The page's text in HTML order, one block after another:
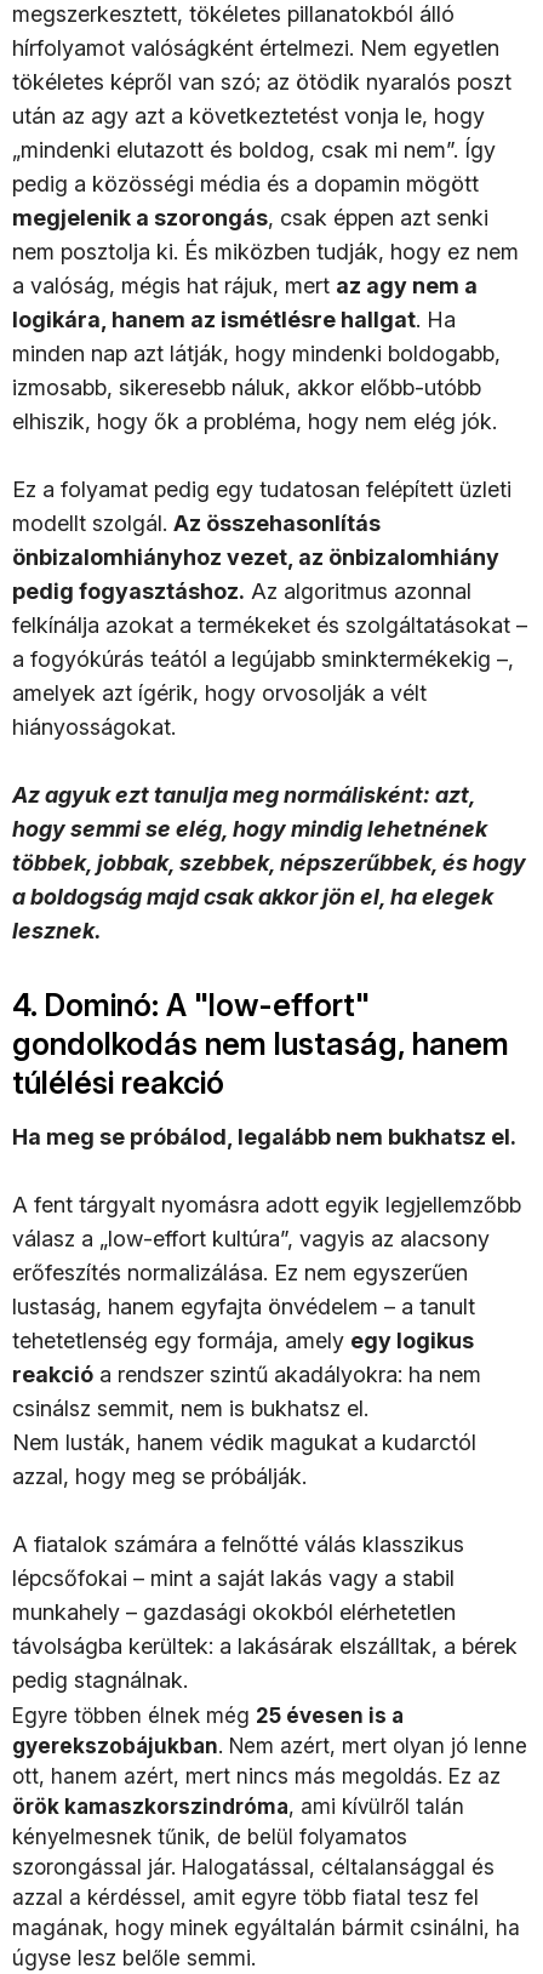
megszerkesztett, tökéletes pillanatokból álló
hírfolyamot valóságként értelmezi. Nem egyetlen
tökéletes képről van szó; az ötödik nyaralós poszt
után az agy azt a következtetést vonja le, hogy
„mindenki elutazott és boldog, csak mi nem”. Így
pedig a közösségi média és a dopamin mögött
megjelenik a szorongás, csak éppen azt senki
nem posztolja ki. És miközben tudják, hogy ez nem
a valóság, mégis hat rájuk, mert az agy nem a
logikára, hanem az ismétlésre hallgat. Ha
minden nap azt látják, hogy mindenki boldogabb,
izmosabb, sikeresebb náluk, akkor előbb-utóbb
elhiszik, hogy ők a probléma, hogy nem elég jók.
Ez a folyamat pedig egy tudatosan felépített üzleti
modellt szolgál. Az összehasonlítás
önbizalomhiányhoz vezet, az önbizalomhiány
pedig fogyasztáshoz. Az algoritmus azonnal
felkínálja azokat a termékeket és szolgáltatásokat –
a fogyókúrás teától a legújabb sminktermékekig –,
amelyek azt ígérik, hogy orvosolják a vélt
hiányosságokat.
Az agyuk ezt tanulja meg normálisként: azt,
hogy semmi se elég, hogy mindig lehetnének
többek, jobbak, szebbek, népszerűbbek, és hogy
a boldogság majd csak akkor jön el, ha elegek
lesznek.
4. Dominó: A "low-effort"
gondolkodás nem lustaság, hanem
túlélési reakció
Ha meg se próbálod, legalább nem bukhatsz el.
A fent tárgyalt nyomásra adott egyik legjellemzőbb
válasz a „low-effort kultúra”, vagyis az alacsony
erőfeszítés normalizálása. Ez nem egyszerűen
lustaság, hanem egyfajta önvédelem – a tanult
tehetetlenség egy formája, amely egy logikus
reakció a rendszer szintű akadályokra: ha nem
csinálsz semmit, nem is bukhatsz el.
Nem lusták, hanem védik magukat a kudarctól
azzal, hogy meg se próbálják.
A fiatalok számára a felnőtté válás klasszikus
lépcsőfokai – mint a saját lakás vagy a stabil
munkahely – gazdasági okokból elérhetetlen
távolságba kerültek: a lakásárak elszálltak, a bérek
pedig stagnálnak.
Egyre többen élnek még 25 évesen is a
gyerekszobájukban. Nem azért, mert olyan jó lenne
ott, hanem azért, mert nincs más megoldás. Ez az
örök kamaszkorszindróma, ami kívülről talán
kényelmesnek tűnik, de belül folyamatos
szorongással jár. Halogatással, céltalansággal és
azzal a kérdéssel, amit egyre több fiatal tesz fel
magának, hogy minek egyáltalán bármit csinálni, ha
úgyse lesz belőle semmi.